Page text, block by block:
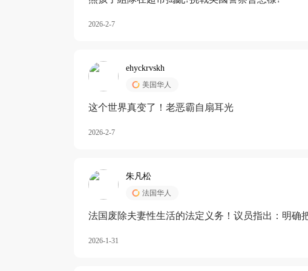
2026-2-7
ehyckrvskh
美国华人
这个世界真变了！老恶霸自扇耳光
2026-2-7
朱凡松
法国华人
法国废除夫妻性生活的法定义务！议员指出：明确
2026-1-31